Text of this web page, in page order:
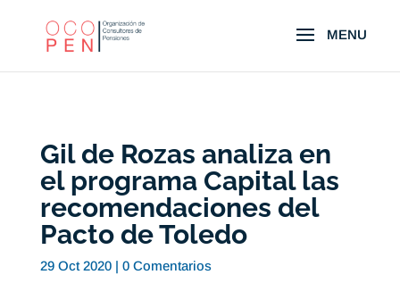
Gil de Rozas analiza en
el programa Capital las
recomendaciones del
Pacto de Toledo
29 Oct 2020| 0 Comentarios